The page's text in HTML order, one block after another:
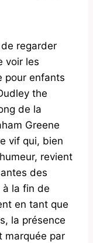
regarder
voir les
pour enfants
the
de la
Greene
vif qui, bien
revient
des
à la fin de
en tant que
la présence
marquée par